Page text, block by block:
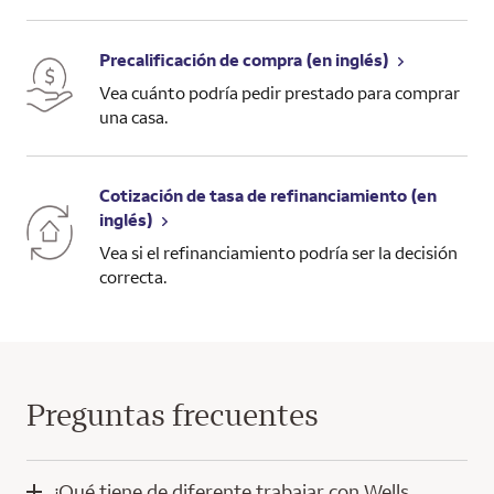
Precalificación de compra (en inglés)
Vea cuánto podría pedir prestado para comprar
una casa.
Cotización de tasa de refinanciamiento (en
inglés)
Vea si el refinanciamiento podría ser la decisión
correcta.
Preguntas frecuentes